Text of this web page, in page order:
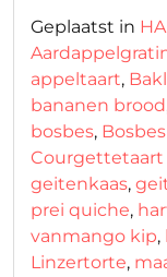
Geplaatst in
appeltaart,
bananen brood
bosbes,
geitenkaas,
prei quiche,
vanmango kip,
Linzertorte,